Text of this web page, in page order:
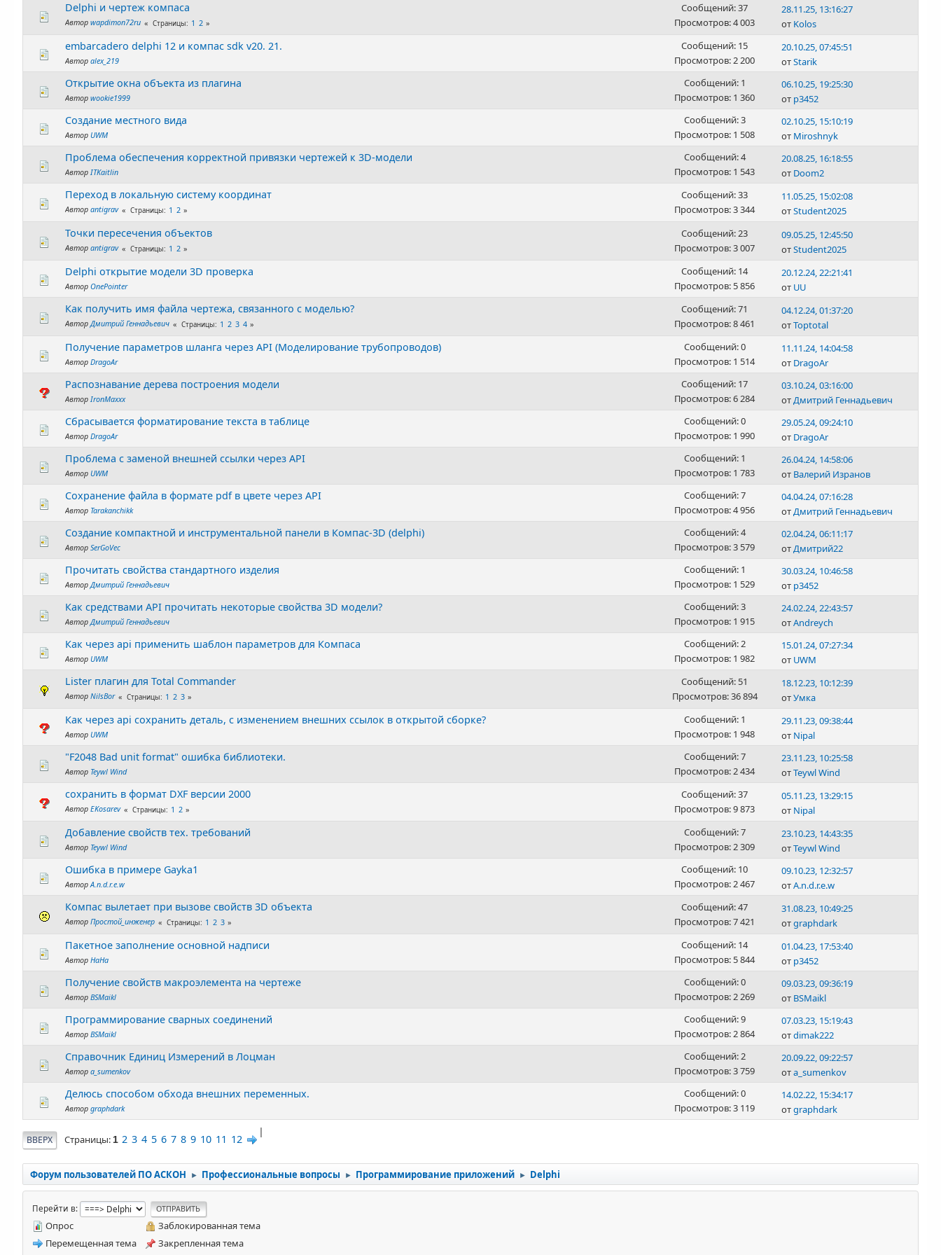
Delphi и чертеж компаса
Авторwapdimon72ru Страницы 1 2
Сообщений: 37
Просмотров: 4 003
28.11.25, 13:16:27
от Kolos
embarcadero delphi 12 и компас sdk v20. 21.
Авторalex_219
Сообщений: 15
Просмотров: 2 200
20.10.25, 07:45:51
отStarik
Открытие окна объекта из плагина
Авторwookie1999
Сообщений: 1
Просмотров: 1 360
06.10.25, 19:25:30
от p3452
Создание местного вида
АвторUWM
Сообщений: 3
Просмотров: 1 508
02.10.25, 15:10:19
от Miroshnyk
Проблема обеспечения корректной привязки чертежей к 3D-модели
АвторITKaitlin
Сообщений: 4
Просмотров: 1 543
20.08.25, 16:18:55
от Doom2
Переход в локальную систему координат
Авторantigrav Страницы 1 2
Сообщений: 33
Просмотров: 3 344
11.05.25, 15:02:08
отStudent2025
Точки пересечения объектов
Авторantigrav Страницы 1 2
Сообщений: 23
Просмотров: 3 007
09.05.25, 12:45:50
отStudent2025
Delphi открытие модели 3D проверка
АвторOnePointer
Сообщений: 14
Просмотров: 5 856
20.12.24, 22:21:41
от UU
Как получить имя файла чертежа, связанного с моделью?
АвторДмитрий Геннадьевич Страницы 1 2 3 4
Сообщений: 71
Просмотров: 8 461
04.12.24, 01:37:20
отToptotal
Получение параметров шланга через API (Моделирование трубопроводов)
АвторDragoAr
Сообщений: 0
Просмотров: 1 514
11.11.24, 14:04:58
от DragoAr
Распознавание дерева построения модели
АвторIronMaxxx
Сообщений: 17
Просмотров: 6 284
03.10.24, 03:16:00
от Дмитрий Геннадьевич
Сбрасывается форматирование текста в таблице
АвторDragoAr
Сообщений: 0
Просмотров: 1 990
29.05.24, 09:24:10
от DragoAr
Проблема с заменой внешней ссылки через API
АвторUWM
Сообщений: 1
Просмотров: 1 783
26.04.24, 14:58:06
от Валерий Изранов
Сохранение файла в формате pdf в цвете через API
Автор Tarakanchikk
Сообщений: 7
Просмотров: 4 956
04.04.24, 07:16:28
от Дмитрий Геннадьевич
Создание компактной и инструментальной панели в Компас-3D (delphi)
АвторSerGoVec
Сообщений: 4
Просмотров: 3 579
02.04.24, 06:11:17
от Дмитрий22
Прочитать свойства стандартного изделия
АвторДмитрий Геннадьевич
Сообщений: 1
Просмотров: 1 529
30.03.24, 10:46:58
от p3452
Как средствами API прочитать некоторые свойства 3D модели?
АвторДмитрий Геннадьевич
Сообщений: 3
Просмотров: 1 915
24.02.24, 22:43:57
отAndreych
Как через api применить шаблон параметров для Компаса
АвторUWM
Сообщений: 2
Просмотров: 1 982
15.01.24, 07:27:34
от UWM
Lister плагин для Total Commander
АвторNilsBor Страницы 1 2 3
Сообщений: 51
Просмотров: 36 894
18.12.23, 10:12:39
отУмка
Как через api сохранить деталь, с изменением внешних ссылок в открытой сборке?
АвторUWM
Сообщений: 1
Просмотров: 1 948
29.11.23, 09:38:44
от Nipal
"F2048 Bad unit format" ошибка библиотеки.
Автор Teywl Wind
Сообщений: 7
Просмотров: 2 434
23.11.23, 10:25:58
отTeywl Wind
сохранить в формат DXF версии 2000
АвторEKosarev Страницы 1 2
Сообщений: 37
Просмотров: 9 873
05.11.23, 13:29:15
от Nipal
Добавление свойств тех. требований
Автор Teywl Wind
Сообщений: 7
Просмотров: 2 309
23.10.23, 14:43:35
отTeywl Wind
Ошибка в примере Gayka1
АвторA.n.d.r.e.w
Сообщений: 10
Просмотров: 2 467
09.10.23, 12:32:57
отA.n.d.r.e.w
Компас вылетает при вызове свойств 3D объекта
АвторПростой_инженер Страницы 1 2 3
Сообщений: 47
Просмотров: 7 421
31.08.23, 10:49:25
отgraphdark
Пакетное заполнение основной надписи
АвторHaHa
Сообщений: 14
Просмотров: 5 844
01.04.23, 17:53:40
от p3452
Получение свойств макроэлемента на чертеже
АвторBSMaikl
Сообщений: 0
Просмотров: 2 269
09.03.23, 09:36:19
от BSMaikl
Программирование сварных соединений
АвторBSMaikl
Сообщений: 9
Просмотров: 2 864
07.03.23, 15:19:43
отdimak222
Справочник Единиц Измерений в Лоцман
Авторa_sumenkov
Сообщений: 2
Просмотров: 3 759
20.09.22, 09:22:57
отa_sumenkov
Делюсь способом обхода внешних переменных.
Авторgraphdark
Сообщений: 0
Просмотров: 3 119
14.02.22, 15:34:17
отgraphdark
|
ВВЕРХ Страницы 1 2 3 4 5 6 7 8 9 10 11 12
Форум пользователей ПО АСКОН ► Профессиональные вопросы ► Программирование приложений ► Delphi
Перейти в
Опрос
Перемещенная тема
Заблокированная тема
Закрепленная тема